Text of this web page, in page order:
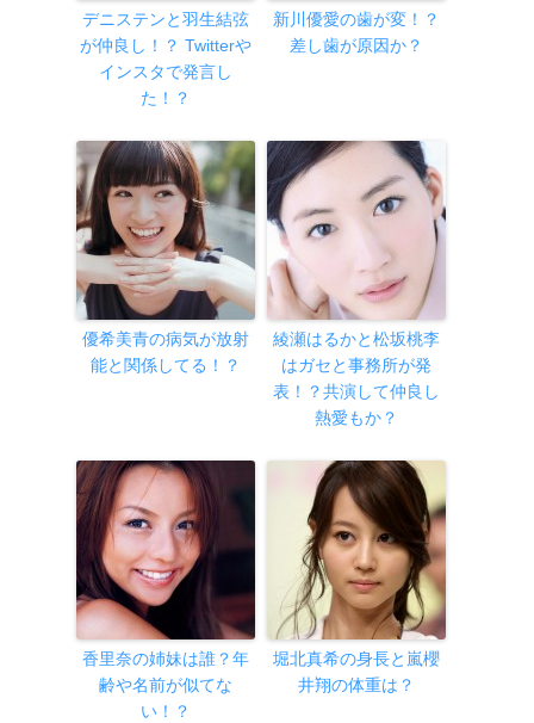
デニステンと羽生結弦
が仲良し！？ Twitterや
インスタで発言し
た！？
新川優愛の歯が変！？
差し歯が原因か？
優希美青の病気が放射
能と関係してる！？
綾瀬はるかと松坂桃李
はガセと事務所が発
表！？共演して仲良し
熱愛もか？
香里奈の姉妹は誰？年
齢や名前が似てな
い！？
堀北真希の身長と嵐櫻
井翔の体重は？